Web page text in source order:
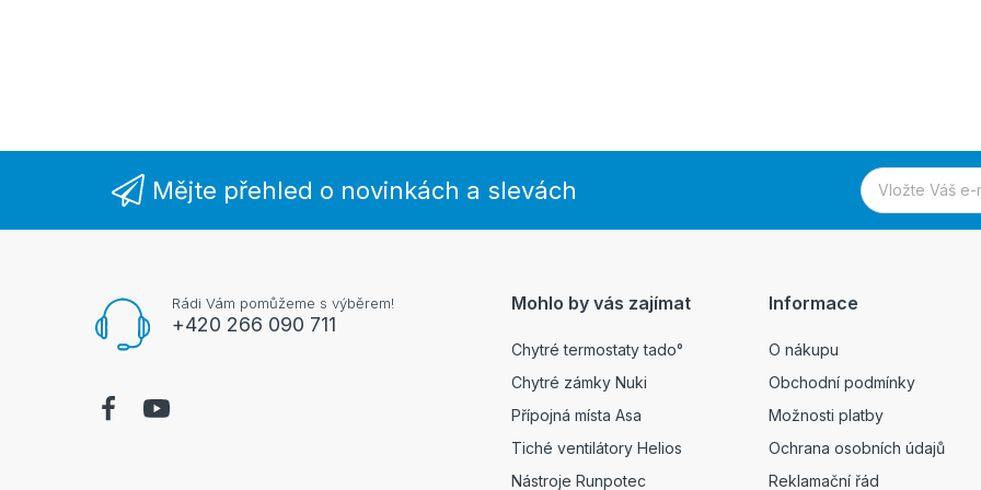
Mějte přehled o novinkách a slevách
Rádi Vám pomůžeme s výběrem!
+420 266 090 711
Mohlo by vás zajímat
Chytré termostaty tado°
Chytré zámky Nuki
Přípojná místa Asa
Tiché ventilátory Helios
Nástroje Runpotec
Informace
O nákupu
Obchodní podmínky
Možnosti platby
Ochrana osobních údajů
Reklamační řád